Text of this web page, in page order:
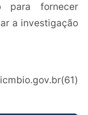
para fornecer
a investigação
(61)